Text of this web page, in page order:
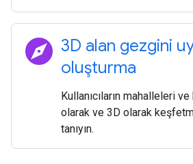
explore 3D alan gezgini
oluşturma
Kullanıcıların mahalleleri
olarak ve 3D olarak
tanıyın.